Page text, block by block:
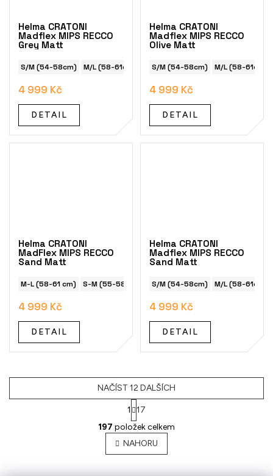
Helma CRATONI
Madflex MIPS RECCO
Grey Matt
S/M (54-58cm) M/L (58-61cm)
4 999 Kč
DETAIL
Helma CRATONI
Madflex MIPS RECCO
Olive Matt
S/M (54-58cm) M/L (58-61cm)
4 999 Kč
DETAIL
Helma CRATONI
MadFlex MIPS RECCO
Sand Matt
M-L (58-61 cm) S-M (55-58 cm)
4 999 Kč
DETAIL
Helma CRATONI
Madflex MIPS RECCO
Sand Matt
S/M (54-58cm) M/L (58-61cm)
4 999 Kč
DETAIL
O
v
l
á
NAČÍST 12 DALŠÍCH
1
17
197 položek celkem
NAHORU